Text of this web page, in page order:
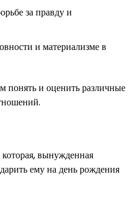
за правду и
и материализме в
понять и оценить различные
вынужденная
ему на день рождения